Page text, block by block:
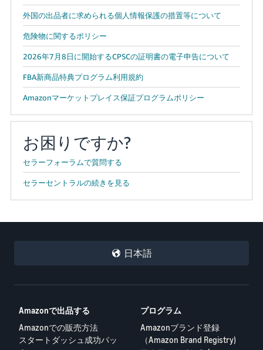
外国の出品者に求められる個人情報保護の措置等について
危険物に関するポリシー
2026年7月8日に開始するCPSCの証明書の電子申告について
FBA新商品特典プログラム利用規約
Amazonマーケットプレイス保証プログラムポリシー
お困りですか?
セラーフォーラムで質問する
セラーセントラルの続きを見る
日本語
Amazonで出品する
Amazonでの販売方法
スタートダッシュ成功パッ
プログラム
Amazonブランド登録
（Amazon Brand Registry)